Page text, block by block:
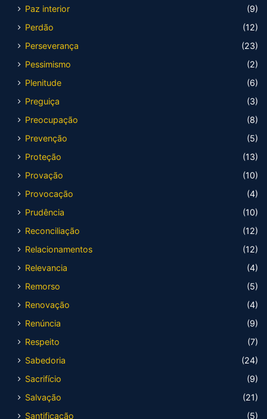
Paz interior
(9)
Perdão
(12)
Perseverança
(23)
Pessimismo
(2)
Plenitude
(6)
Preguiça
(3)
Preocupação
(8)
Prevenção
(5)
Proteção
(13)
Provação
(10)
Provocação
(4)
Prudência
(10)
Reconciliação
(12)
Relacionamentos
(12)
Relevancia
(4)
Remorso
(5)
Renovação
(4)
Renúncia
(9)
Respeito
(7)
Sabedoria
(24)
Sacrifício
(9)
Salvação
(21)
Santificação
(5)